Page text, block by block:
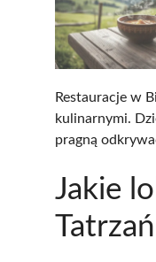
Restauracje w
kulinarnymi.
pragną
Jakie